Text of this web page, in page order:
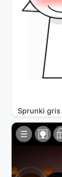
Sprunki gris